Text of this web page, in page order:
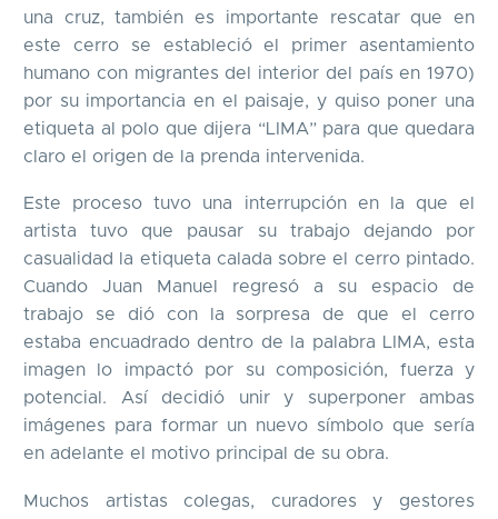
una cruz, también es importante rescatar que en
este cerro se estableció el primer asentamiento
humano con migrantes del interior del país en 1970)
por su importancia en el paisaje, y quiso poner una
etiqueta al polo que dijera “LIMA” para que quedara
claro el origen de la prenda intervenida.
Este proceso tuvo una interrupción en la que el
artista tuvo que pausar su trabajo dejando por
casualidad la etiqueta calada sobre el cerro pintado.
Cuando Juan Manuel regresó a su espacio de
trabajo se dió con la sorpresa de que el cerro
estaba encuadrado dentro de la palabra LIMA, esta
imagen lo impactó por su composición, fuerza y
potencial. Así decidió unir y superponer ambas
imágenes para formar un nuevo símbolo que sería
en adelante el motivo principal de su obra.
Muchos artistas colegas, curadores y gestores